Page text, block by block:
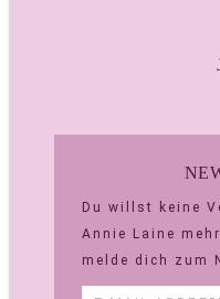
Du willst keine
Annie Laine
melde dich zum